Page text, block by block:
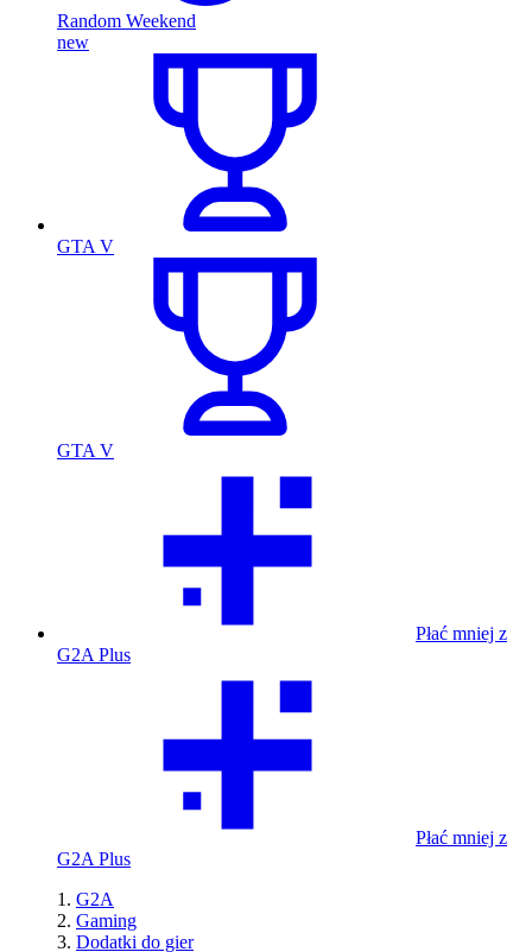
Random Weekend
new
GTA V
GTA V
Płać mniej z
G2A Plus
Płać mniej z
G2A Plus
G2A
Gaming
Dodatki do gier